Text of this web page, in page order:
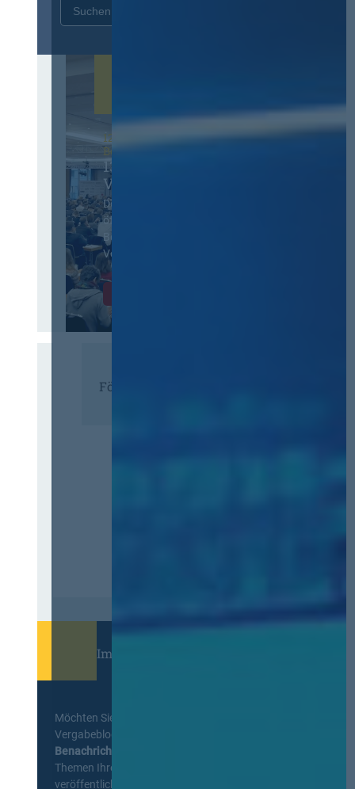
12. & 13. November 2026 in
Berlin
13. Deutscher
Vergabetag
Der Jahreskongress für
öffentliches
Beschaffungswesen und
Vergaberecht
Förderer
Immer informiert bleiben!
Möchten Sie keine Neuigkeiten aus dem
Vergabeblog verpassen? Per
Benachrichtigung
Themen Ihrer Wahl, sobald neue Beiträge
veröffentlicht werden.